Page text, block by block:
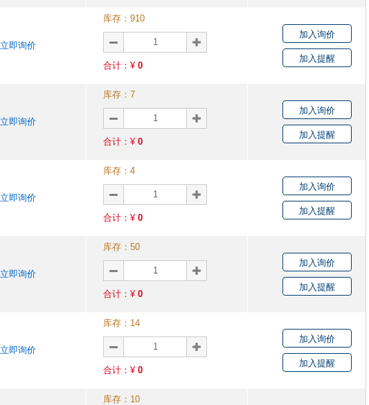
立即询价
库存： 910
合计：¥ 0
加入询价
加入提醒
立即询价
库存： 7
合计：¥ 0
加入询价
加入提醒
立即询价
库存： 4
合计：¥ 0
加入询价
加入提醒
立即询价
库存： 50
合计：¥ 0
加入询价
加入提醒
立即询价
库存： 14
合计：¥ 0
加入询价
加入提醒
库存： 10